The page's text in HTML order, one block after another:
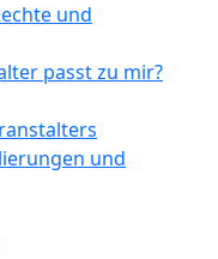
und
passt zu mir?
und